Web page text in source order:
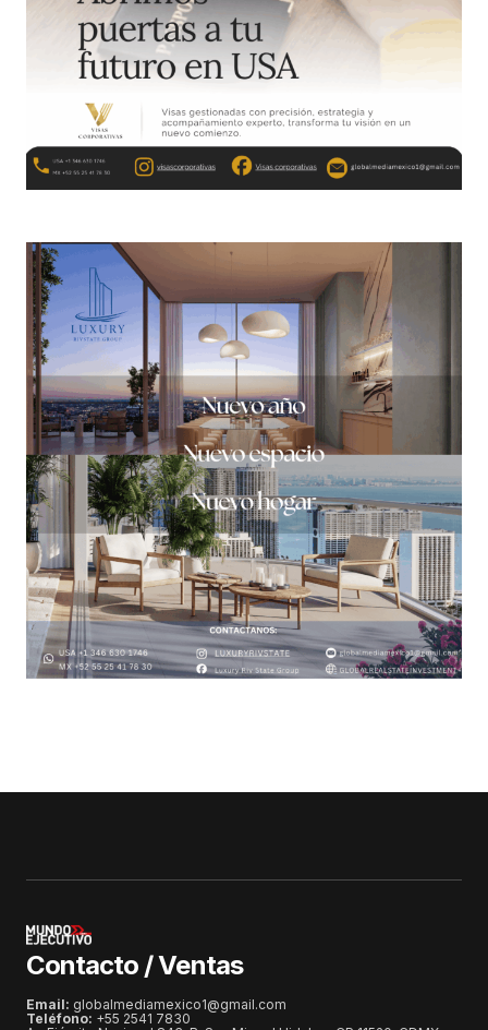
Contacto / Ventas
Email: globalmediamexico1@gmail.com
Teléfono: +55 2541 7830